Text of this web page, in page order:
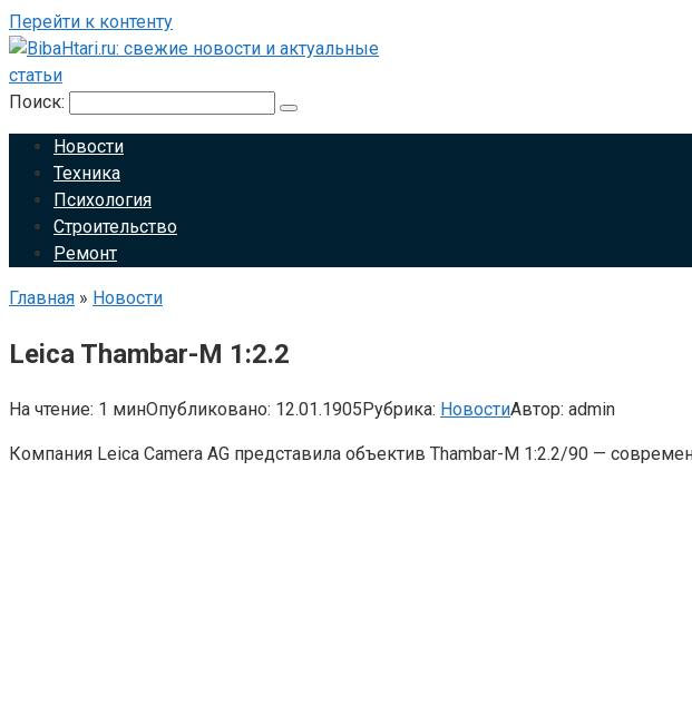
Перейти к контенту
Поиск:
Новости
Техника
Психология
Строительство
Ремонт
Главная » Новости
Leica Thambar-M 1:2.2
На чтение: 1 минОпубликовано: 12.01.1905Рубрика: НовостиАвтор: admin
Компания Leica Camera AG представила объектив Thambar-M 1:2.2/90 —